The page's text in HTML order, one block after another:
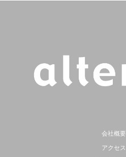
会社概要
アクセス